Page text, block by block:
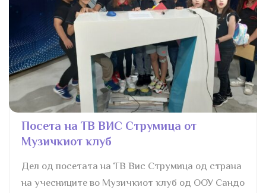
Посета на ТВ ВИС Струмица от
Музичкиот клуб
Дел од посетата на ТВ Вис Струмица од страна
на учесниците во Музичкиот клуб од ООУ Сандо